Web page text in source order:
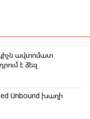
ավտոմատ
է ձեզ
Unbound խաղի